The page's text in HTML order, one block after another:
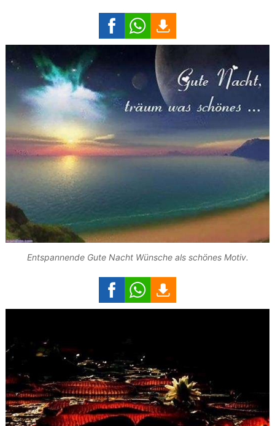
Entspannende Gute Nacht Wünsche als schönes Motiv.